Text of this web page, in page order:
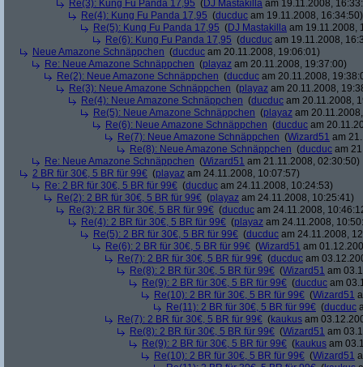
Re(3): Kung Fu Panda 17,95 (DJ Mastakilla am 19.11.2008,
Re(4): Kung Fu Panda 17,95 (ducduc am 19.11.2008, 16:34:50)
Re(5): Kung Fu Panda 17,95 (DJ Mastakilla am 19.11.2008,
Re(6): Kung Fu Panda 17,95 (ducduc am 19.11.2008,
Neue Amazone Schnäppchen (ducduc am 20.11.2008, 19:06:01)
Re: Neue Amazone Schnäppchen (playaz am 20.11.2008, 19:37:00)
Re(2): Neue Amazone Schnäppchen (ducduc am 20.11.2008,
Re(3): Neue Amazone Schnäppchen (playaz am 20.11.2008,
Re(4): Neue Amazone Schnäppchen (ducduc am 20.11.2008,
Re(5): Neue Amazone Schnäppchen (playaz am
Re(6): Neue Amazone Schnäppchen (ducduc am
Re(7): Neue Amazone Schnäppchen (Wizard51 am
Re(8): Neue Amazone Schnäppchen (ducduc am
Re: Neue Amazone Schnäppchen (Wizard51 am 21.11.2008, 02:30:50)
2 BR für 30€, 5 BR für 99€ (playaz am 24.11.2008, 10:07:57)
Re: 2 BR für 30€, 5 BR für 99€ (ducduc am 24.11.2008, 10:24:53)
Re(2): 2 BR für 30€, 5 BR für 99€ (playaz am 24.11.2008, 10:25:41)
Re(3): 2 BR für 30€, 5 BR für 99€ (ducduc am 24.11.2008,
Re(4): 2 BR für 30€, 5 BR für 99€ (playaz am 24.11.2008,
Re(5): 2 BR für 30€, 5 BR für 99€ (ducduc am 24.11.2008,
Re(6): 2 BR für 30€, 5 BR für 99€ (Wizard51 am
Re(7): 2 BR für 30€, 5 BR für 99€ (ducduc am
Re(8): 2 BR für 30€, 5 BR für 99€ (Wizard51 am
Re(9): 2 BR für 30€, 5 BR für 99€ (ducduc am
Re(10): 2 BR für 30€, 5 BR für 99€ (Wizard51
Re(11): 2 BR für 30€, 5 BR für 99€ (ducduc
Re(7): 2 BR für 30€, 5 BR für 99€ (kaukus am
Re(8): 2 BR für 30€, 5 BR für 99€ (Wizard51 am
Re(9): 2 BR für 30€, 5 BR für 99€ (kaukus am
Re(10): 2 BR für 30€, 5 BR für 99€ (Wizard51